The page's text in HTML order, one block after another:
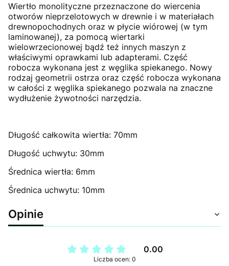
Wiertło monolityczne przeznaczone do wiercenia
otworów nieprzelotowych w drewnie i w materiałach
drewnopochodnych oraz w płycie wiórowej (w tym
laminowanej), za pomocą wiertarki
wielowrzecionowej bądź też innych maszyn z
właściwymi oprawkami lub adapterami. Część
robocza wykonana jest z węglika spiekanego. Nowy
rodzaj geometrii ostrza oraz część robocza wykonana
w całości z węglika spiekanego pozwala na znaczne
wydłużenie żywotności narzędzia.
Długość całkowita wiertła: 70mm
Długość uchwytu: 30mm
Średnica wiertła: 6mm
Średnica uchwytu: 10mm
Opinie
0.00
Liczba ocen: 0